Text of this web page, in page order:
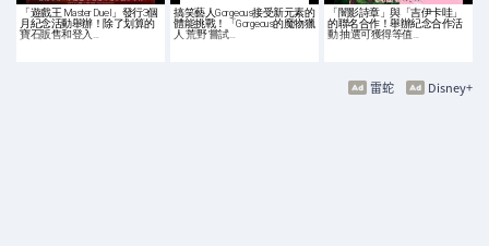
「遊戲王 Master Duel」發行3個
月紀念活動舉辦！除了划算的
寶石販售和登入…
搞笑藝人Gorgeous接受新元素的
體能挑戰！「Gorgeous的魔物獵
人 荒野 嘗試…
「闇影詩章」與「吉伊卡哇」
的聯名合作！舉辦紀念合作活
動 抽選可獲得等值…
Disney+
雷蛇